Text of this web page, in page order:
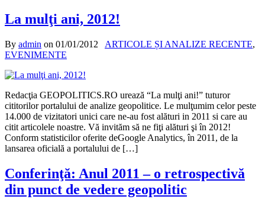
La mulţi ani, 2012!
By admin on 01/01/2012 ARTICOLE ȘI ANALIZE RECENTE,
EVENIMENTE
Redacţia GEOPOLITICS.RO urează “La mulţi ani!” tuturor
cititorilor portalului de analize geopolitice. Le mulţumim celor peste
14.000 de vizitatori unici care ne-au fost alături in 2011 si care au
citit articolele noastre. Vă invităm să ne fiţi alături şi în 2012!
Conform statisticilor oferite deGoogle Analytics, în 2011, de la
lansarea oficială a portalului de […]
Conferinţă: Anul 2011 – o retrospectivă
din punct de vedere geopolitic